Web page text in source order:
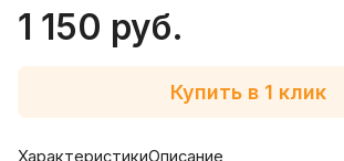
1 150 руб.
Купить в 1 клик